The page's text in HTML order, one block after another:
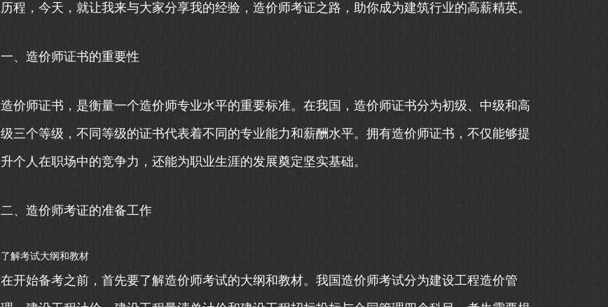
历程，今天，就让我来与大家分享我的经验，造价师考证之路，助你成为建筑行业的高薪精英。
一、造价师证书的重要性
造价师证书，是衡量一个造价师专业水平的重要标准。在我国，造价师证书分为初级、中级和高
级三个等级，不同等级的证书代表着不同的专业能力和薪酬水平。拥有造价师证书，不仅能够提
升个人在职场中的竞争力，还能为职业生涯的发展奠定坚实基础。
二、造价师考证的准备工作
了解考试大纲和教材
在开始备考之前，首先要了解造价师考试的大纲和教材。我国造价师考试分为建设工程造价管